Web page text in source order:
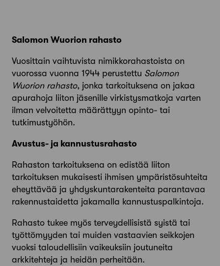
Salomon Wuorion rahasto
Vuosittain vaihtuvista nimikkorahastoista on
vuorossa vuonna 1944 perustettu Salomon
Wuorion rahasto, jonka tarkoituksena on jakaa
apurahoja liiton jäsenille virkistysmatkoja varten
ilman velvoitetta määrättyyn opinto- tai
tutkimustyöhön.
Avustus- ja kannustusrahasto
Rahaston tarkoituksena on edistää liiton
tarkoituksen mukaisesti ihmisen ympäristösuhteita
eheyttävää ja yhdyskuntarakenteita parantavaa
rakennustaidetta jakamalla kannustuspalkintoja.
Rahasto tukee myös terveydellisistä syistä tai
työttömyyden tai muiden vastaavien seikkojen
vuoksi taloudellisiin vaikeuksiin joutuneita
arkkitehteja ja heidän perheitään.